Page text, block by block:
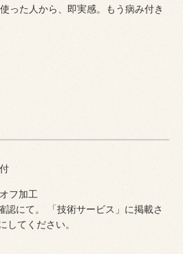
った人から、即実感。もう病み付き
フ加工
認にて。 「技術サービス」に掲載さ
してください。